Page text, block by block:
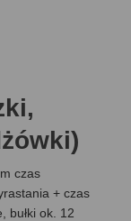
czas
+ czas
bułki ok. 12